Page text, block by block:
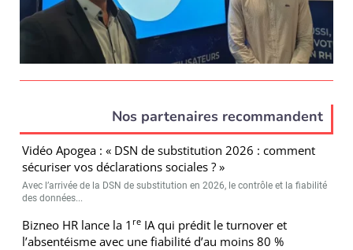
Nos partenaires recommandent
Vidéo Apogea : « DSN de substitution 2026 : comment
sécuriser vos déclarations sociales ? »
Avec l’arrivée de la DSN de substitution en 2026, le contrôle et la fiabilité
des données...
Bizneo HR lance la 1 re IA qui prédit le turnover et
l’absentéisme avec une fiabilité d’au moins 80 %